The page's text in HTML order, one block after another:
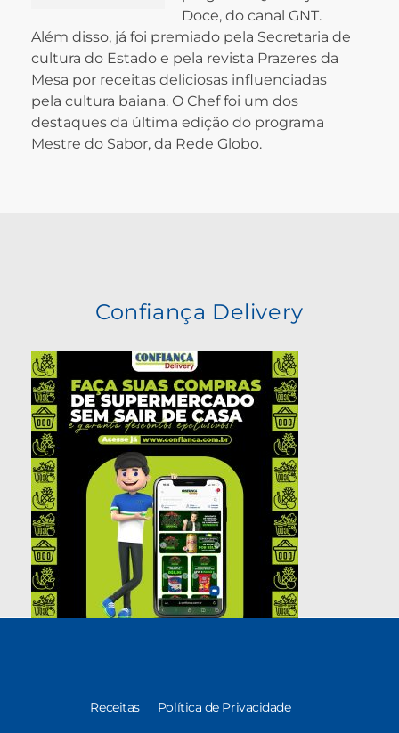
Doce, do canal GNT.
Além disso, já foi premiado pela Secretaria de
cultura do Estado e pela revista Prazeres da
Mesa por receitas deliciosas influenciadas
pela cultura baiana. O Chef foi um dos
destaques da última edição do programa
Mestre do Sabor, da Rede Globo.
Confiança Delivery
Receitas Política de Privacidade